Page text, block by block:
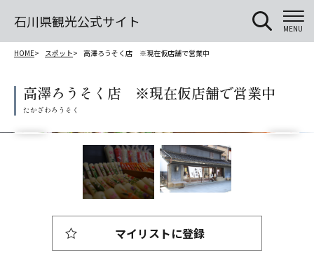
石川県観光公式サイト MENU
HOME スポット 高澤ろうそく店 ※現在仮店舗で営業中
高澤ろうそく店 ※現在仮店舗で営業中
マイリストに登録